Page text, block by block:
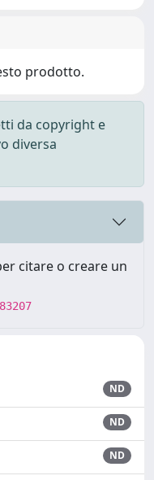
prodotto.
da copyright e
diversa
citare o creare un
ND
ND
ND